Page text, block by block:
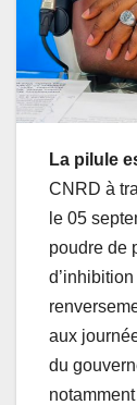
La pilule
CNRD à
le 05
poudre de
aux
du